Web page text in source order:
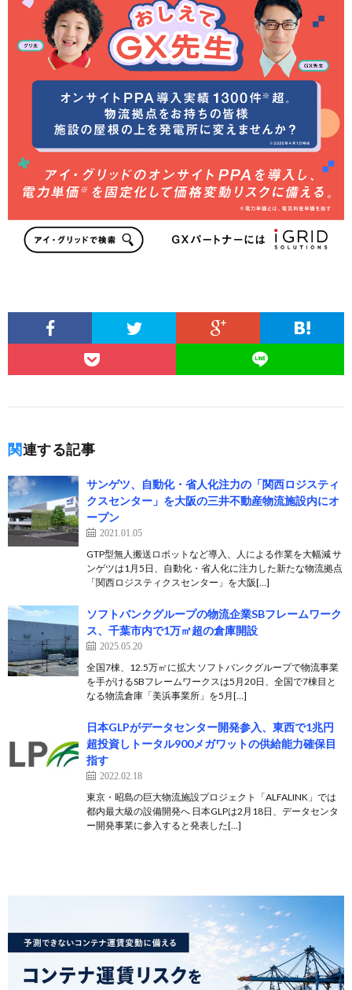
関連する記事
サンゲツ、自動化・省人化注力の「関西ロジスティ
クスセンター」を大阪の三井不動産物流施設内にオ
ープン
2021.01.05
GTP型無人搬送ロボットなど導入、人による作業を大幅減 サ
ンゲツは1月5日、自動化・省人化に注力した新たな物流拠点
「関西ロジスティクスセンター」を大阪[…]
ソフトバンクグループの物流企業SBフレームワーク
ス、千葉市内で1万㎡超の倉庫開設
2025.05.20
全国7棟、12.5万㎡に拡大 ソフトバンクグループで物流事業
を手がけるSBフレームワークスは5月20日、全国で7棟目と
なる物流倉庫「美浜事業所」を5月[…]
日本GLPがデータセンター開発参入、東西で1兆円
超投資しトータル900メガワットの供給能力確保目
指す
2022.02.18
東京・昭島の巨大物流施設プロジェクト「ALFALINK」では
都内最大級の設備開発へ 日本GLPは2月18日、データセンタ
ー開発事業に参入すると発表した[…]